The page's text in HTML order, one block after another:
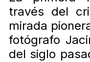
través del
mirada
fotógrafo
del siglo